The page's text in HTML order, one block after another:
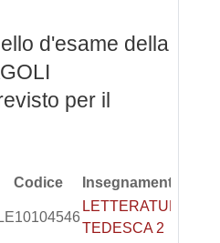
d'esame della
per il
Codice Insegnamento
LE10104546
LETTERATURA
TEDESCA 2